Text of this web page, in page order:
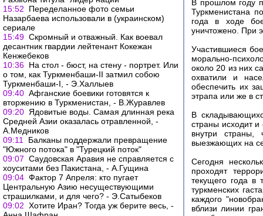
15:52
Переделанное фото семьи
Назарбаева использовали в (украинском)
сериале
15:49 Скромный и отважный. Как воевал
десантник гвардии лейтенант Кокежан
Кенжебеков
10:36 На стол - бюст, на стену - портрет. Или
о том, как Туркменбаши-II затмил собою
Туркменбаши-I, - Э.Халлыев
09:40 Афганские боевики готовятся к
вторжению в Туркменистан, - В.Журавлев
09:20 Ядовитые воды. Самая длинная река
Средней Азии оказалась отравленной, -
А.Медников
09:11
Балканы поддержали превращение
"Южного потока" в "Турецкий поток"
09:07 Саудовская Аравия не справляется с
хоуситами без Пакистана, - А.Гущина
09:04 Фактор 7 Апреля: кто пугает
Центральную Азию несуществующими
страшилками, и для чего? - Э.Сатыбеков
09:02 Хотите Иран? Тогда уж берите весь, -
В прошлом году
Туркменистана
года в ходе
уничтожено. При
Участившиеся
морально-
около 20 из них
охватили и
обеспечить их
этрапа или же в
В
страны исходит и
внутри страны,
выезжающих на
Сегодня
проходят
текущего года в
туркменских
каждого
вблизи линии